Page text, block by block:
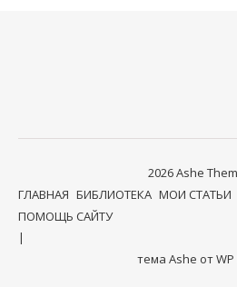
2026 Ashe
ГЛАВНАЯ БИБЛИОТЕКА МОИ СТАТЬИ
ПОМОЩЬ САЙТУ
тема Ashe от